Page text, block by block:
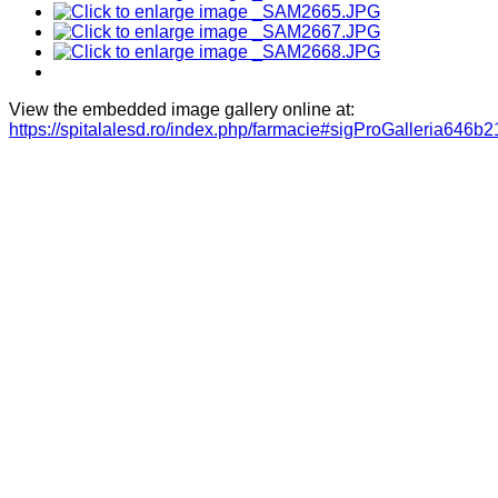
View the embedded image gallery online at:
https://spitalalesd.ro/index.php/